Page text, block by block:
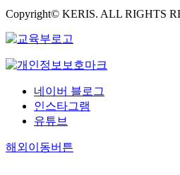
Copyright© KERIS. ALL RIGHTS
네이버 블로그
인스타그램
유튜브
해외이동버튼